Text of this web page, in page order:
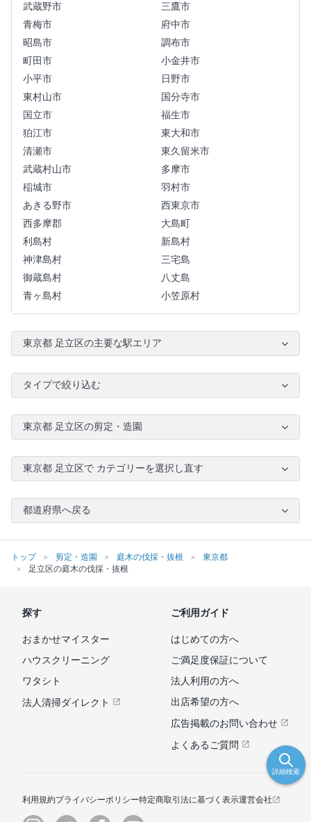
武蔵野市
三鷹市
青梅市
府中市
昭島市
調布市
町田市
小金井市
小平市
日野市
東村山市
国分寺市
国立市
福生市
狛江市
東大和市
清瀬市
東久留米市
武蔵村山市
多摩市
稲城市
羽村市
あきる野市
西東京市
西多摩郡
大島町
利島村
新島村
神津島村
三宅島
御蔵島村
八丈島
青ヶ島村
小笠原村
東京都 足立区の主要な駅エリア
タイプで絞り込む
東京都 足立区の剪定・造園
東京都 足立区で カテゴリーを選択し直す
都道府県へ戻る
トップ 剪定・造園 庭木の伐採・抜根
東京都
足立区の庭木の伐採・抜根
詳細検索
探す
おまかせマイスター
ハウスクリーニング
ワタシト
法人清掃ダイレクト
ご利用ガイド
はじめての方へ
ご満足度保証について
法人利用の方へ
出店希望の方へ
広告掲載のお問い合わせ
よくあるご質問
利用規約プライバシーポリシー特定商取引法に基づく表示運営会社